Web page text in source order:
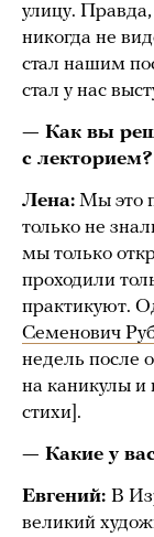
улицу.
никогда не
стал нашим
стал у нас
— Как вы
с лекторием?
Лена: Мы это
только не
мы только
проходили
практикуют.
Семенович
недель после
на каникулы и
стихи].
— Какие у
Евгений: В
великий